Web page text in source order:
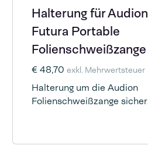
Halterung für Audion
Futura Portable
Folienschweißzange
€ 48,70 exkl. Mehrwertsteuer
Halterung um die Audion
Folienschweißzange sicher